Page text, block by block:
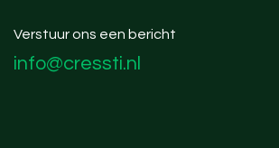
Verstuur ons een bericht
info@cressti.nl